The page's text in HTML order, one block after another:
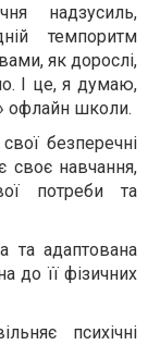
надзусиль,
темпоритм
як дорослі,
І це, я думаю,
офлайн школи.
безперечні
своє навчання,
потреби та
та адаптована
до її фізичних
психічні